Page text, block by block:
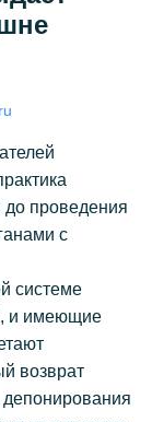
до проведения
с
системе
и имеющие
возврат
депонирования